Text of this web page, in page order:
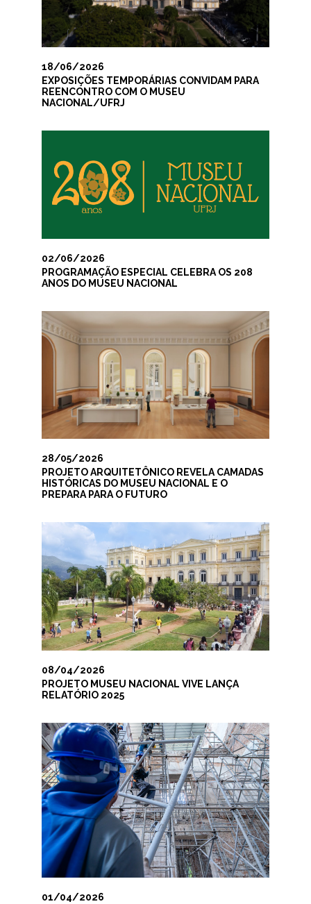
18/06/2026
EXPOSIÇÕES TEMPORÁRIAS CONVIDAM PARA
REENCONTRO COM O MUSEU
NACIONAL/UFRJ
02/06/2026
PROGRAMAÇÃO ESPECIAL CELEBRA OS 208
ANOS DO MUSEU NACIONAL
28/05/2026
PROJETO ARQUITETÔNICO REVELA CAMADAS
HISTÓRICAS DO MUSEU NACIONAL E O
PREPARA PARA O FUTURO
08/04/2026
PROJETO MUSEU NACIONAL VIVE LANÇA
RELATÓRIO 2025
01/04/2026